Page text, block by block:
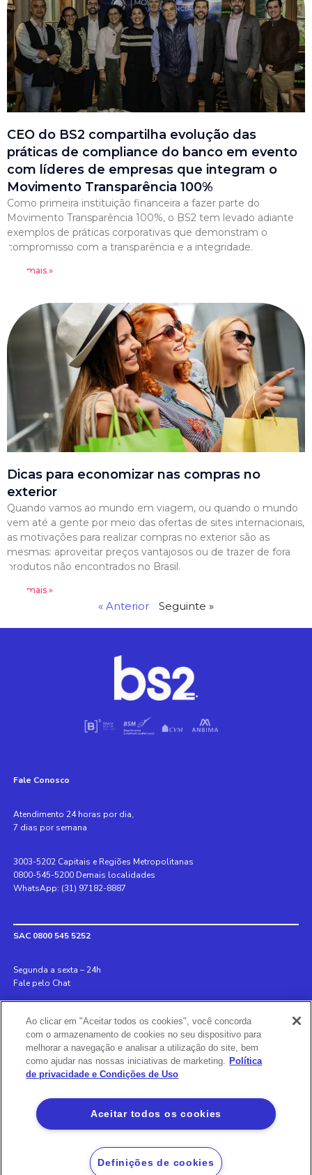
CEO do BS2 compartilha evolução das
práticas de compliance do banco em evento
com líderes de empresas que integram o
Movimento Transparência 100%
Como primeira instituição financeira a fazer parte do
Movimento Transparência 100%, o BS2 tem levado adiante
exemplos de práticas corporativas que demonstram o
compromisso com a transparência e a integridade.
Leia mais »
Dicas para economizar nas compras no
exterior
Quando vamos ao mundo em viagem, ou quando o mundo
vem até a gente por meio das ofertas de sites internacionais,
as motivações para realizar compras no exterior são as
mesmas: aproveitar preços vantajosos ou de trazer de fora
produtos não encontrados no Brasil.
Leia mais »
« Anterior Seguinte »
Fale Conosco
Atendimento 24 horas por dia,
7 dias por semana
3003-5202 Capitais e Regiões Metropolitanas
0800-545-5200 Demais localidades
WhatsApp: (31) 97182-8887
SAC 0800 545 5252
Segunda a sexta – 24h
Fale pelo Chat
Internacional +55 31 3078 8152
Deficiente auditivo 0800 970 6993
Ouvidoria 0800 726 8889
Via Olímpia, São Paulo, SP 04547-130, Brasil, 3003-5202
Ao clicar em "Aceitar todos os cookies", você concorda
com o armazenamento de cookies no seu dispositivo para
melhorar a navegação e analisar a utilização do site, bem
como ajudar nas nossas iniciativas de marketing. Política
de privacidade e Condições de Uso
Aceitar todos os cookies
Definições de cookies